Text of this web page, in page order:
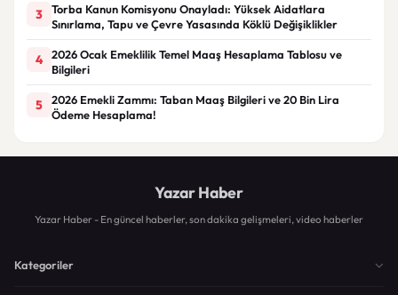
3
Torba Kanun Komisyonu Onayladı: Yüksek Aidatlara
Sınırlama, Tapu ve Çevre Yasasında Köklü Değişiklikler
4
2026 Ocak Emeklilik Temel Maaş Hesaplama Tablosu ve
Bilgileri
5
2026 Emekli Zammı: Taban Maaş Bilgileri ve 20 Bin Lira
Ödeme Hesaplama!
Yazar Haber
Yazar Haber - En güncel haberler, son dakika gelişmeleri, video haberler
Kategoriler